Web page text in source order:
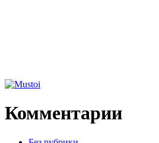
Комментарии